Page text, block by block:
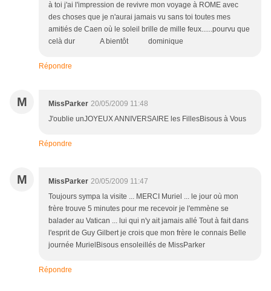
à toi j'ai l'impression de revivre mon voyage à ROME avec
des choses que je n'aurai jamais vu sans toi toutes mes
amitiés de Caen où le soleil brille de mille feux......pourvu que
celà dur A bientôt dominique
Répondre
M MissParker 20/05/2009 11:48
J'oublie unJOYEUX ANNIVERSAIRE les FillesBisous à Vous
Répondre
M MissParker 20/05/2009 11:47
Toujours sympa la visite ... MERCI Muriel ... le jour où mon
frère trouve 5 minutes pour me recevoir je l'emmène se
balader au Vatican ... lui qui n'y ait jamais allé Tout à fait dans
l'esprit de Guy Gilbert je crois que mon frère le connais Belle
journée MurielBisous ensoleillés de MissParker
Répondre